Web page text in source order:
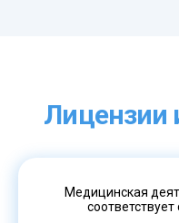
Лицензии
Медицинская